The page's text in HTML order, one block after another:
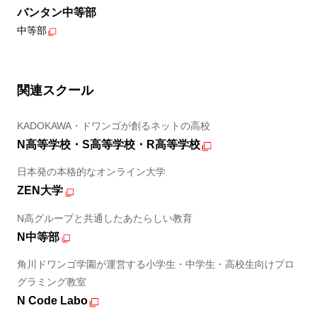
バンタン中等部
中等部
関連スクール
KADOKAWA・ドワンゴが創るネットの高校
N高等学校・S高等学校・R高等学校
日本発の本格的なオンライン大学
ZEN大学
N高グループと共通したあたらしい教育
N中等部
角川ドワンゴ学園が運営する小学生・中学生・高校生向けプロ
グラミング教室
N Code Labo